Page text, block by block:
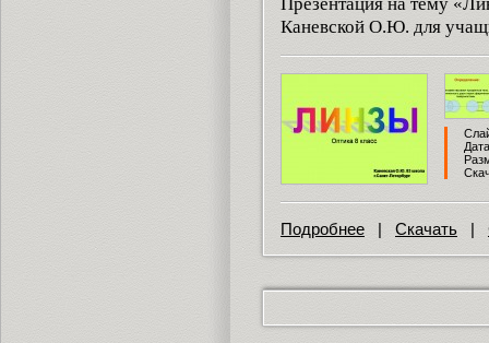
Каневской О.Ю. для
Подробнее | Скачать |